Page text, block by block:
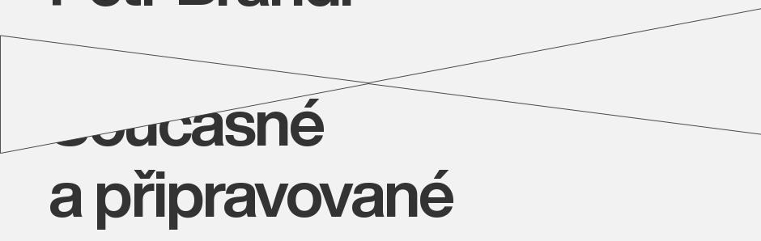
Současné
a připravované